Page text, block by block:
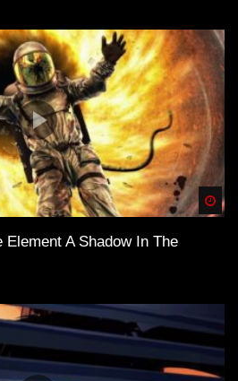
A Shadow In The